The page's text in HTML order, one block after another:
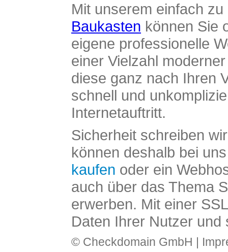
Mit unserem einfach
Baukasten können Sie
eigene professionelle
einer Vielzahl
diese ganz nach Ihren
schnell und
Internetauftritt.
Sicherheit schreiben
können deshalb bei
kaufen oder ein
auch über das Thema
erwerben. Mit einer
Daten Ihrer Nutzer und
© Checkdomain GmbH |